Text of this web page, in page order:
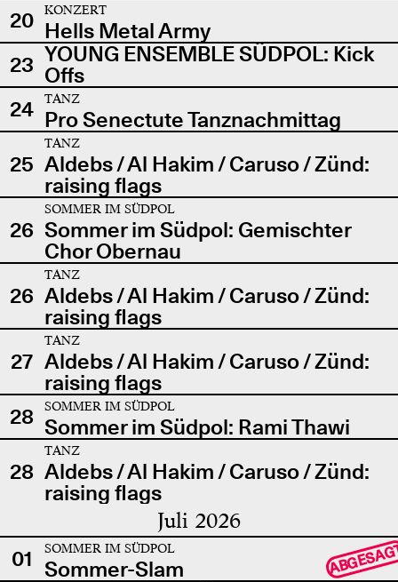
20
KONZERT
Hells Metal Army
23 YOUNG ENSEMBLE SÜDPOL: Kick
Offs
24
TANZ
Pro Senectute Tanznachmittag
25
TANZ
Aldebs / Al Hakim / Caruso / Zünd:
raising flags
26
SOMMER IM SÜDPOL
Sommer im Südpol: Gemischter
Chor Obernau
26
TANZ
Aldebs / Al Hakim / Caruso / Zünd:
raising flags
27
TANZ
Aldebs / Al Hakim / Caruso / Zünd:
raising flags
28
SOMMER IM SÜDPOL
Sommer im Südpol: Rami Thawi
28
TANZ
Aldebs / Al Hakim / Caruso / Zünd:
raising flags
Juli 2026
01 SOMMER IM SÜDPOL
Sommer-Slam